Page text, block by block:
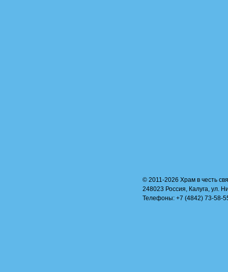
© 2011-2026 Храм в честь
248023 Россия, Калуга, ул.
Телефоны: +7 (4842) 73-58-